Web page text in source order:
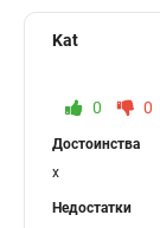
Kat
0 0
Достоинства
x
Недостатки